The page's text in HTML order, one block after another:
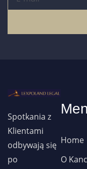
Spotkania z
Klientami
odbywają się
po
Home
O